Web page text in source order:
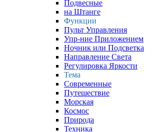
Подвесные
на Штанге
Функции
Пульт Управления
Упр-ние Приложением
Ночник или Подсветка
Направление Света
Регулировка Яркости
Тема
Современные
Путешествие
Морская
Космос
Природа
Техника